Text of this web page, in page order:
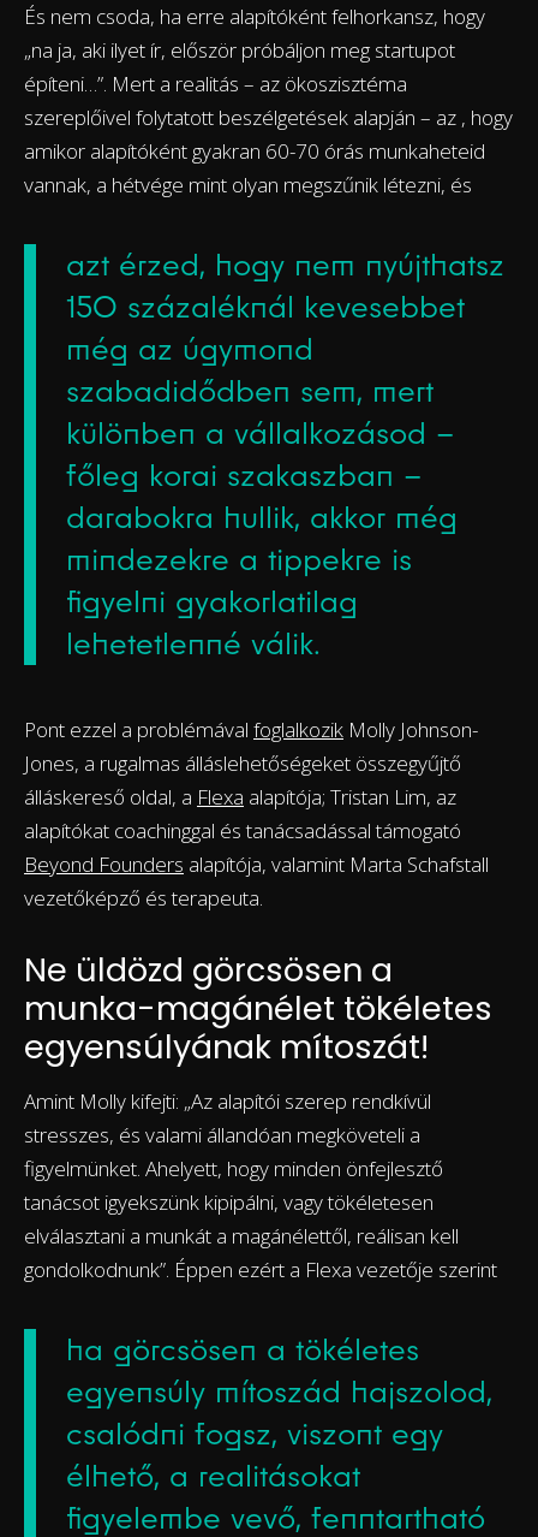
És nem csoda, ha erre alapítóként felhorkansz, hogy
„na ja, aki ilyet ír, először próbáljon meg startupot
építeni…”. Mert a realitás – az ökoszisztéma
szereplőivel folytatott beszélgetések alapján – az , hogy
amikor alapítóként gyakran 60-70 órás munkaheteid
vannak, a hétvége mint olyan megszűnik létezni, és
azt érzed, hogy nem nyújthatsz
150 százaléknál kevesebbet
még az úgymond
szabadidődben sem, mert
különben a vállalkozásod –
főleg korai szakaszban –
darabokra hullik, akkor még
mindezekre a tippekre is
figyelni gyakorlatilag
lehetetlenné válik.
Pont ezzel a problémával foglalkozik Molly Johnson-
Jones, a rugalmas álláslehetőségeket összegyűjtő
álláskereső oldal, a Flexa alapítója; Tristan Lim, az
alapítókat coachinggal és tanácsadással támogató
Beyond Founders alapítója, valamint Marta Schafstall
vezetőképző és terapeuta.
Ne üldözd görcsösen a
munka-magánélet tökéletes
egyensúlyának mítoszát!
Amint Molly kifejti: „Az alapítói szerep rendkívül
stresszes, és valami állandóan megköveteli a
figyelmünket. Ahelyett, hogy minden önfejlesztő
tanácsot igyekszünk kipipálni, vagy tökéletesen
elválasztani a munkát a magánélettől, reálisan kell
gondolkodnunk”. Éppen ezért a Flexa vezetője szerint
ha görcsösen a tökéletes
egyensúly mítoszád hajszolod,
csalódni fogsz, viszont egy
élhető, a realitásokat
figyelembe vevő, fenntartható